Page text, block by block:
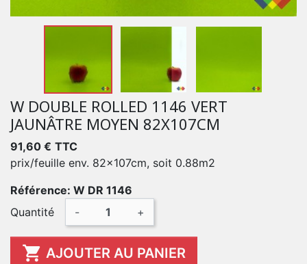
W DOUBLE ROLLED 1146 VERT
JAUNÂTRE MOYEN 82X107CM
91,60 € TTC
prix/feuille env. 82x107cm, soit 0.88m2
Référence: W DR 1146
Quantité
- +
 AJOUTER AU PANIER